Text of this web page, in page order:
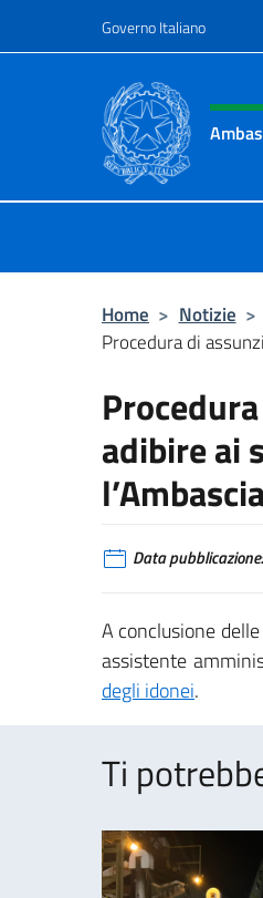
Governo Italiano
Intestazione
Home > Notizie >
Procedura di
adibire ai
Data pubblicazione:
A conclusione
assistente
degli idonei.
Ti